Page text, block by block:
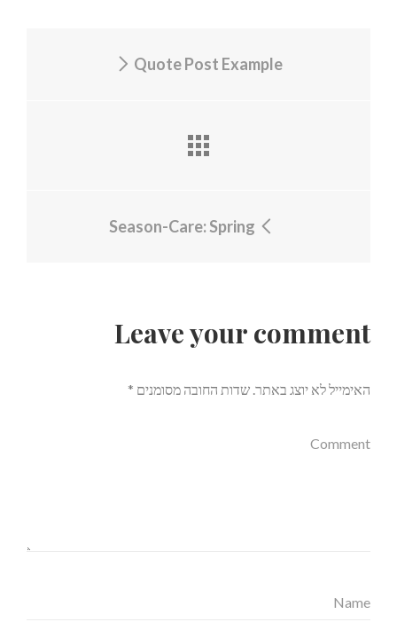
Quote Post Example
Season-Care: Spring
Leave your comment
האימייל לא יוצג באתר. שדות החובה מסומנים *